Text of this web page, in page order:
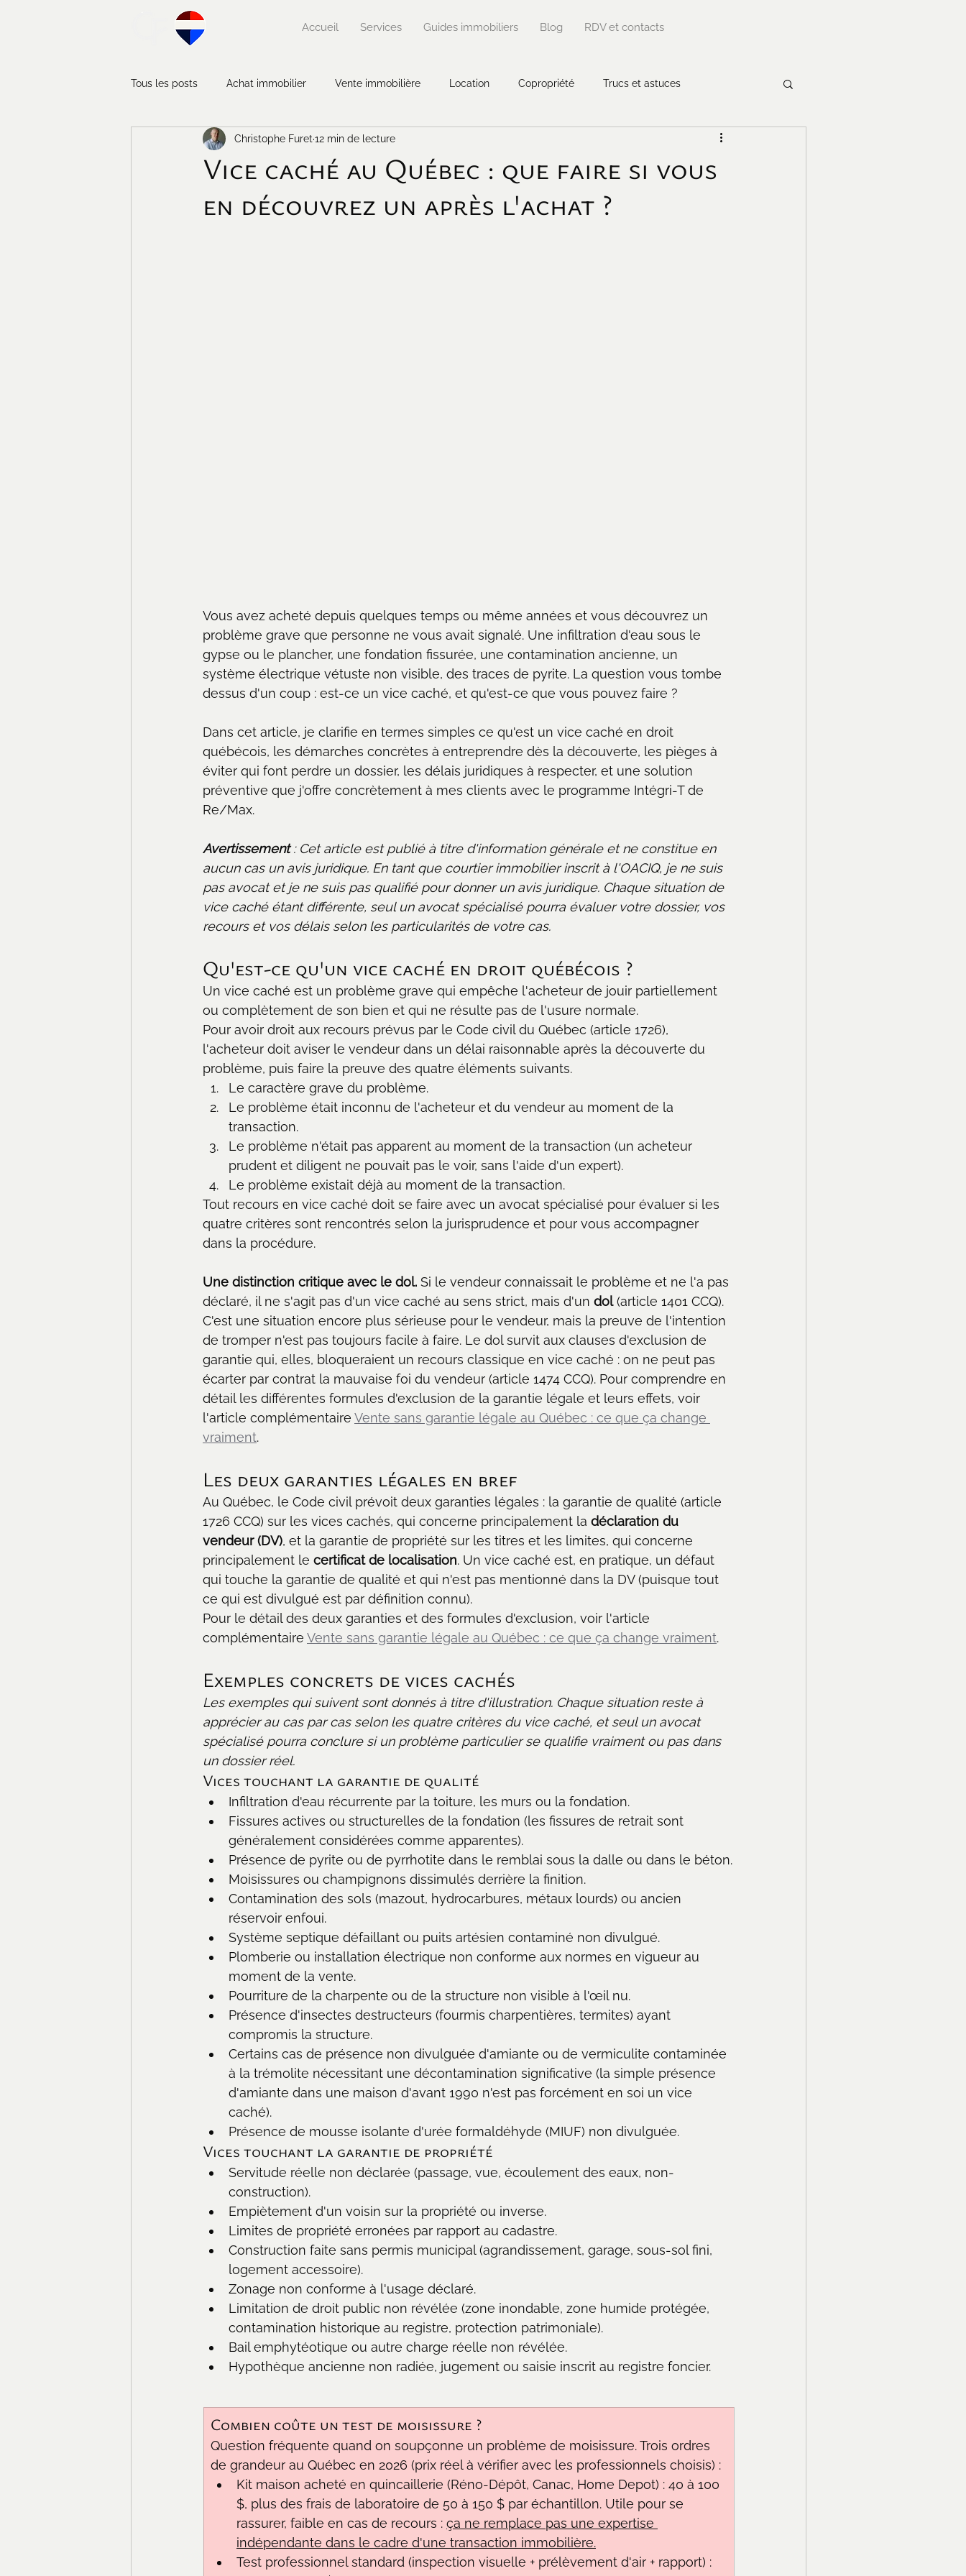
Accueil Services Guides immobiliers Blog RDV et contacts
Tous les posts Achat immobilier Vente immobilière Location Copropriété Trucs et astuces
Entretien immobilier Anecdotes immobilières
Vice caché au Québec : que faire si vous
en découvrez un après l'achat ?
Christophe Furet 12 min de lecture
Vous avez acheté depuis quelques temps ou même années et vous découvrez un
problème grave que personne ne vous avait signalé. Une infiltration d'eau sous le
gypse ou le plancher, une fondation fissurée, une contamination ancienne, un
système électrique vétuste non visible, des traces de pyrite. La question vous tombe
dessus d'un coup : est-ce un vice caché, et qu'est-ce que vous pouvez faire ?
Dans cet article, je clarifie en termes simples ce qu'est un vice caché en droit
québécois, les démarches concrètes à entreprendre dès la découverte, les pièges à
éviter qui font perdre un dossier, les délais juridiques à respecter, et une solution
préventive que j'offre concrètement à mes clients avec le programme Intégri-T de
Re/Max.
Avertissement : Cet article est publié à titre d'information générale et ne constitue en
aucun cas un avis juridique. En tant que courtier immobilier inscrit à l'OACIQ, je ne suis
pas avocat et je ne suis pas qualifié pour donner un avis juridique. Chaque situation de
vice caché étant différente, seul un avocat spécialisé pourra évaluer votre dossier, vos
recours et vos délais selon les particularités de votre cas.
Qu'est-ce qu'un vice caché en droit québécois ?
Un vice caché est un problème grave qui empêche l'acheteur de jouir partiellement
ou complètement de son bien et qui ne résulte pas de l'usure normale.
Pour avoir droit aux recours prévus par le Code civil du Québec (article 1726),
l'acheteur doit aviser le vendeur dans un délai raisonnable après la découverte du
problème, puis faire la preuve des quatre éléments suivants.
Le caractère grave du problème.
Le problème était inconnu de l'acheteur et du vendeur au moment de la
transaction.
Le problème n'était pas apparent au moment de la transaction (un acheteur
prudent et diligent ne pouvait pas le voir, sans l'aide d'un expert).
Le problème existait déjà au moment de la transaction.
Tout recours en vice caché doit se faire avec un avocat spécialisé pour évaluer si les
quatre critères sont rencontrés selon la jurisprudence et pour vous accompagner
dans la procédure.
Une distinction critique avec le dol. Si le vendeur connaissait le problème et ne l'a pas
déclaré, il ne s'agit pas d'un vice caché au sens strict, mais d'un dol (article 1401 CCQ).
C'est une situation encore plus sérieuse pour le vendeur, mais la preuve de l'intention
de tromper n'est pas toujours facile à faire. Le dol survit aux clauses d'exclusion de
garantie qui, elles, bloqueraient un recours classique en vice caché : on ne peut pas
écarter par contrat la mauvaise foi du vendeur (article 1474 CCQ). Pour comprendre en
détail les différentes formules d'exclusion de la garantie légale et leurs effets, voir
l'article complémentaire Vente sans garantie légale au Québec : ce que ça change
vraiment.
Les deux garanties légales en bref
Au Québec, le Code civil prévoit deux garanties légales : la garantie de qualité (article
1726 CCQ) sur les vices cachés, qui concerne principalement la déclaration du
vendeur (DV), et la garantie de propriété sur les titres et les limites, qui concerne
principalement le certificat de localisation. Un vice caché est, en pratique, un défaut
qui touche la garantie de qualité et qui n'est pas mentionné dans la DV (puisque tout
ce qui est divulgué est par définition connu).
Pour le détail des deux garanties et des formules d'exclusion, voir l'article
complémentaire Vente sans garantie légale au Québec : ce que ça change vraiment.
Exemples concrets de vices cachés
Les exemples qui suivent sont donnés à titre d'illustration. Chaque situation reste à
apprécier au cas par cas selon les quatre critères du vice caché, et seul un avocat
spécialisé pourra conclure si un problème particulier se qualifie vraiment ou pas dans
un dossier réel.
Vices touchant la garantie de qualité
Infiltration d'eau récurrente par la toiture, les murs ou la fondation.
Fissures actives ou structurelles de la fondation (les fissures de retrait sont
généralement considérées comme apparentes).
Présence de pyrite ou de pyrrhotite dans le remblai sous la dalle ou dans le béton.
Moisissures ou champignons dissimulés derrière la finition.
Contamination des sols (mazout, hydrocarbures, métaux lourds) ou ancien
réservoir enfoui.
Système septique défaillant ou puits artésien contaminé non divulgué.
Plomberie ou installation électrique non conforme aux normes en vigueur au
moment de la vente.
Pourriture de la charpente ou de la structure non visible à l'œil nu.
Présence d'insectes destructeurs (fourmis charpentières, termites) ayant
compromis la structure.
Certains cas de présence non divulguée d'amiante ou de vermiculite contaminée
à la trémolite nécessitant une décontamination significative (la simple présence
d'amiante dans une maison d'avant 1990 n'est pas forcément en soi un vice
caché).
Présence de mousse isolante d'urée formaldéhyde (MIUF) non divulguée.
Vices touchant la garantie de propriété
Servitude réelle non déclarée (passage, vue, écoulement des eaux, non-
construction).
Empiètement d'un voisin sur la propriété ou inverse.
Limites de propriété erronées par rapport au cadastre.
Construction faite sans permis municipal (agrandissement, garage, sous-sol fini,
logement accessoire).
Zonage non conforme à l'usage déclaré.
Limitation de droit public non révélée (zone inondable, zone humide protégée,
contamination historique au registre, protection patrimoniale).
Bail emphytéotique ou autre charge réelle non révélée.
Hypothèque ancienne non radiée, jugement ou saisie inscrit au registre foncier.
Combien coûte un test de moisissure ?
Question fréquente quand on soupçonne un problème de moisissure. Trois ordres
de grandeur au Québec en 2026 (prix réel à vérifier avec les professionnels choisis) :
Kit maison acheté en quincaillerie (Réno-Dépôt, Canac, Home Depot) : 40 à 100
$, plus des frais de laboratoire de 50 à 150 $ par échantillon. Utile pour se
rassurer, faible en cas de recours : ça ne remplace pas une expertise
indépendante dans le cadre d'une transaction immobilière.
Test professionnel standard (inspection visuelle + prélèvement d'air + rapport) :